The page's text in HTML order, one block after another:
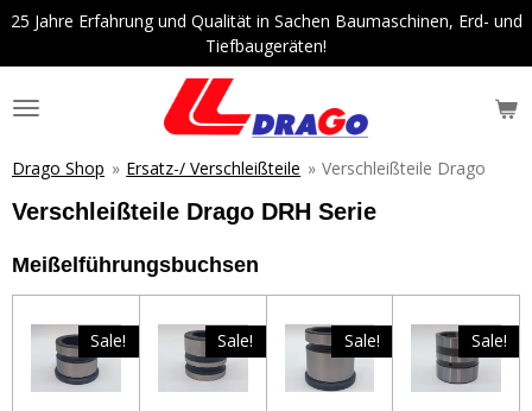
Zum
springen
25 Jahre Erfahrung und Qualität in Sachen Baumaschinen, Erd- und
Tiefbaugeräten!
Drago Shop » Ersatz-/ Verschleißteile » Verschleißteile Drago
Verschleißteile Drago DRH Serie
Meißelführungsbuchsen
Sale! Sale! Sale! Sale!